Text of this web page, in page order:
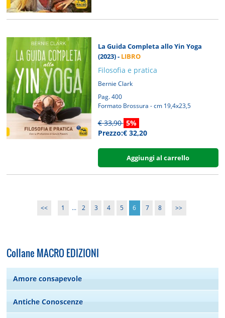
La Guida Completa allo Yin Yoga
(2023) - LIBRO
Filosofia e pratica
Bernie Clark
Pag. 400
Formato Brossura - cm 19,4x23,5
€ 33,90 5%
Prezzo:€ 32,20
Aggiungi al carrello
<< 1 ... 2 3 4 5 6 7 8 >>
Collane MACRO EDIZIONI
Amore consapevole
Antiche Conoscenze